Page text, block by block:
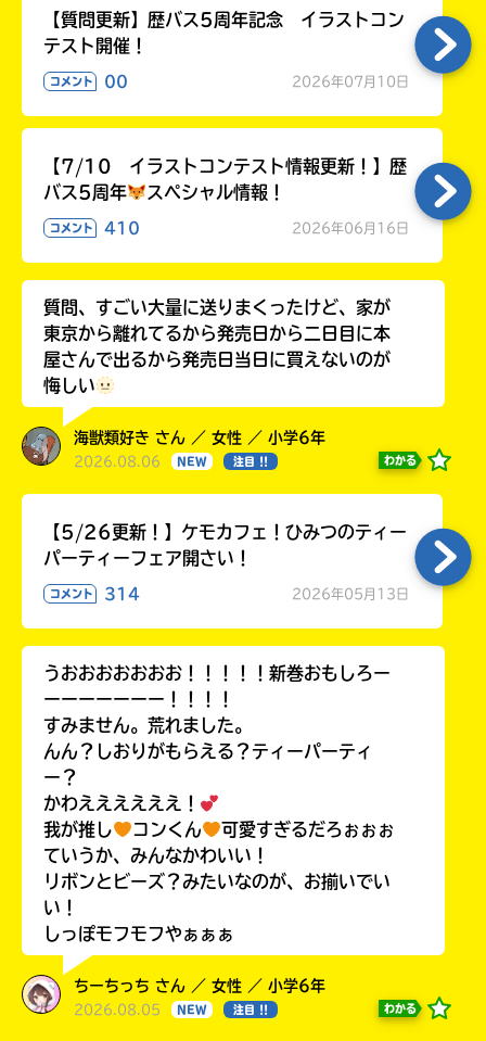
【質問更新】歴バス5周年記念 イラストコン
テスト開催！
コメント 00 2026年07月10日
【7/10 イラストコンテスト情報更新！】歴
バス5周年
スペシャル情報！
コメント 410 2026年06月16日
質問、すごい大量に送りまくったけど、家が
東京から離れてるから発売日から二日目に本
屋さんで出るから発売日当日に買えないのが
悔しい
海獣類好き さん ／ 女性 ／ 小学6年
2026.08.06 NEW 注目 !! わかる
【5/26更新！】ケモカフェ！ひみつのティー
パーティーフェア開さい！
コメント 314 2026年05月13日
うおおおおおおお！！！！！新巻おもしろー
ーーーーーーー！！！！
すみません。荒れました。
んん？しおりがもらえる？ティーパーティ
ー？
かわええええええ！
我が推し
コンくん
可愛すぎるだろぉぉぉ
ていうか、みんなかわいい！
リボンとビーズ？みたいなのが、お揃いでい
い！
しっぽモフモフやぁぁぁ
ちーちっち さん ／ 女性 ／ 小学6年
2026.08.05 NEW 注目 !! わかる